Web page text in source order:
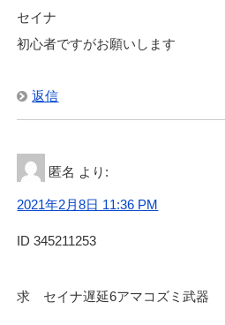
セイナ
初心者ですがお願いします
返信
匿名 より:
2021年2月8日 11:36 PM
ID 345211253
求 セイナ遅延6アマコズミ武器